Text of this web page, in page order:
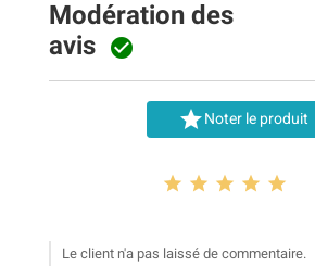
Modération des
avis 
Noter le produit
    
Le client n'a pas laissé de commentaire.